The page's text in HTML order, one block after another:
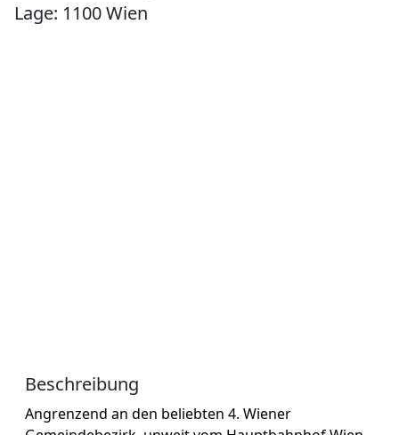
Lage: 1100 Wien
Beschreibung
Angrenzend an den beliebten 4. Wiener